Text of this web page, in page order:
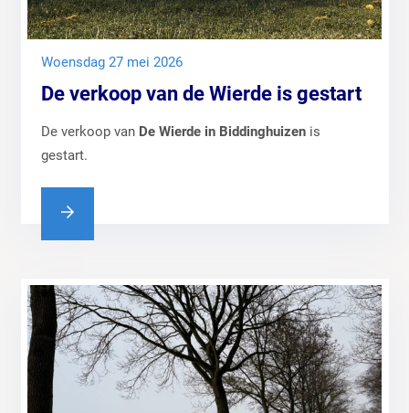
woensdag 27 mei 2026
De verkoop van de Wierde is gestart
De verkoop van De Wierde in Biddinghuizen is
gestart.